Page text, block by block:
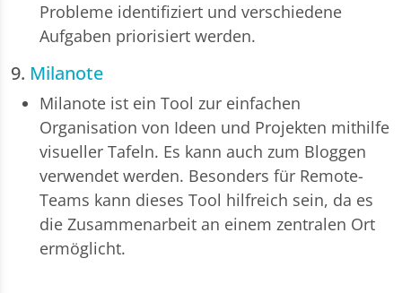
Probleme identifiziert und verschiedene
Aufgaben priorisiert werden.
9. Milanote
Milanote ist ein Tool zur einfachen
Organisation von Ideen und Projekten mithilfe
visueller Tafeln. Es kann auch zum Bloggen
verwendet werden. Besonders für Remote-
Teams kann dieses Tool hilfreich sein, da es
die Zusammenarbeit an einem zentralen Ort
ermöglicht.